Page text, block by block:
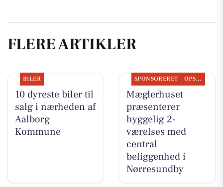
FLERE ARTIKLER
BILER
10 dyreste biler til
salg i nærheden af
Aalborg
Kommune
SPONSORERET OPSLAGSTAVLEN
Mæglerhuset
præsenterer
hyggelig 2-
værelses med
central
beliggenhed i
Nørresundby